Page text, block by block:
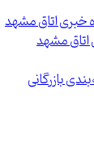
خبری اتاق مشهد
اتاق مشهد
بازرگانی